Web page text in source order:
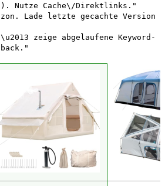
Nutze Cache\/Direktlinks."
Lade letzte gecachte Version
zeige abgelaufene Keyword-